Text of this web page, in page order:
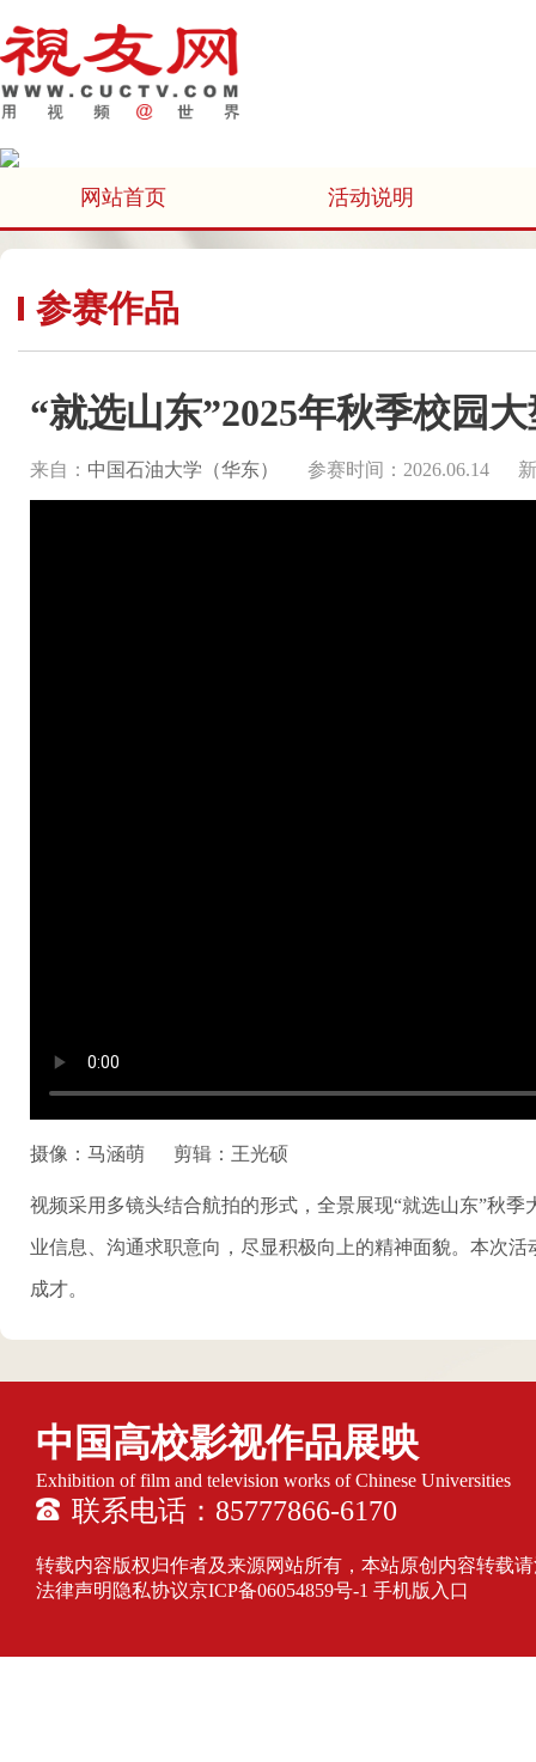
网站首页 活动说明
参赛作品
“就选山东”2025年秋季校园
来自： 中国石油大学（华东） 参赛时间：2026.06.14
摄像：马涵萌 剪辑：王光硕
视频采用多镜头结合航拍的形式，全景展现“就选山东”秋
业信息、沟通求职意向，尽显积极向上的精神面貌。本次
成才。
中国高校影视作品展映
Exhibition of film and television works of Chinese Universities
联系电话：85777866-6170
转载内容版权归作者及来源网站所有，本站原创内容转载
法律声明隐私协议京ICP备06054859号-1 手机版入口